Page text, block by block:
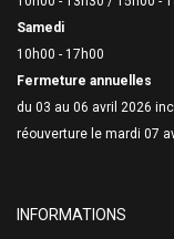
Samedi
10h00 - 17h00
Fermeture annuelles
du 03 au 06 avril 2026
réouverture le mardi 07
INFORMATIONS